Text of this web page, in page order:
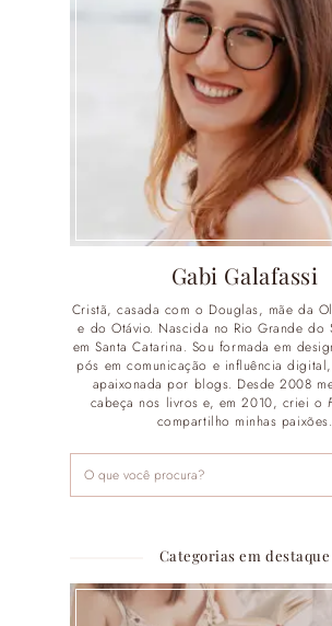
Gabi Galafassi
Cristã, casada com o Douglas, mãe da
e do Otávio. Nascida no Rio Grande do
em Santa Catarina. Sou formada em
pós em comunicação e influência
apaixonada por blogs. Desde 2008
cabeça nos livros e, em 2010, criei o
compartilho minhas paixões.
Categorias em destaque